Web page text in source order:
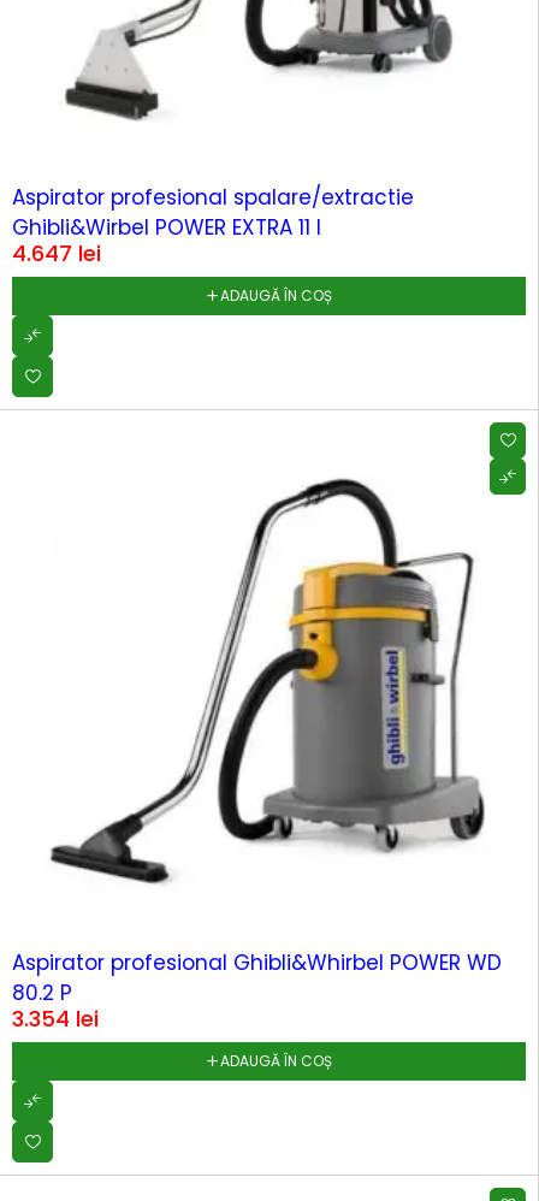
Aspirator profesional spalare/extractie
Ghibli&Wirbel POWER EXTRA 11 I
4.647 lei
ADAUGĂ ÎN COȘ
Aspirator profesional Ghibli&Whirbel POWER WD
80.2 P
3.354 lei
ADAUGĂ ÎN COȘ